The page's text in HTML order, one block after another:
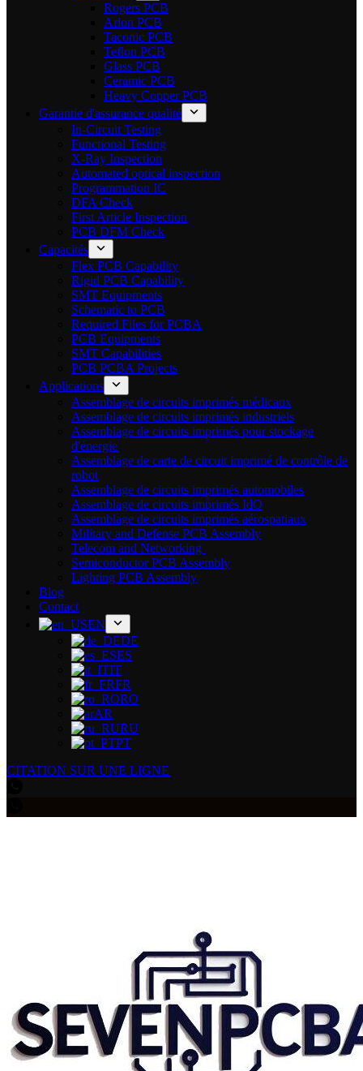
Rogers PCB
Arlon PCB
Taconic PCB
Teflon PCB
Glass PCB
Ceramic PCB
Heavy Copper PCB
Garantie d'assurance qualité
In-Circuit Testing
Functional Testing
X-Ray Inspection
Automated optical inspection
Programmation IC
DFA Check
First Article Inspection
PCB DFM Check
Capacités
Flex PCB Capability
Rigid PCB Capability
SMT Equipments
Schematic to PCB
Required Files for PCBA
PCB Equipments
SMT Capabilities
PCB PCBA Projects
Applications
Assemblage de circuits imprimés médicaux
Assemblage de circuits imprimés industriels
Assemblage de circuits imprimés pour stockage
d'énergie
Assemblage de carte de circuit imprimé de contrôle de
robot
Assemblage de circuits imprimés automobiles
Assemblage de circuits imprimés IdO
Assemblage de circuits imprimés aérospatiaux
Military and Defense PCB Assembly
Telecom and Networking
Semiconductor PCB Assembly
Lighting PCB Assembly
Blog
Contact
EN
DE
ES
IT
FR
RO
AR
RU
PT
CITATION SUR UNE LIGNE